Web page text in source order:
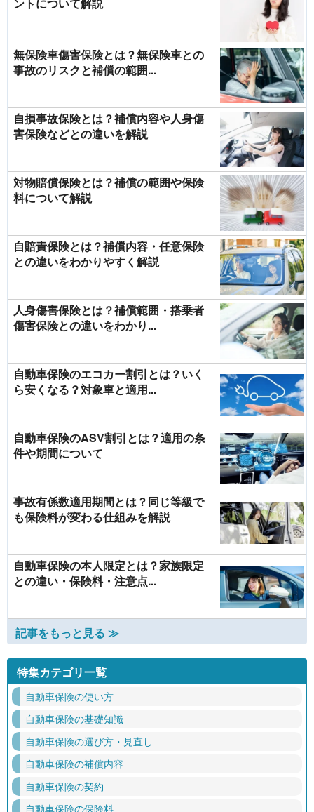
無保険車傷害保険とは？無保険車との
事故のリスクと補償の範囲...
自損事故保険とは？補償内容や人身傷
害保険などとの違いを解説
対物賠償保険とは？補償の範囲や保険
料について解説
自賠責保険とは？補償内容・任意保険
との違いをわかりやすく解説
人身傷害保険とは？補償範囲・搭乗者
傷害保険との違いをわかり...
自動車保険のエコカー割引とは？いく
ら安くなる？対象車と適用...
自動車保険のASV割引とは？適用の条
件や期間について
事故有係数適用期間とは？同じ等級で
も保険料が変わる仕組みを解説
自動車保険の本人限定とは？家族限定
との違い・保険料・注意点...
記事をもっと見る ≫
特集カテゴリ一覧
自動車保険の使い方
自動車保険の基礎知識
自動車保険の選び方・見直し
自動車保険の補償内容
自動車保険の契約
自動車保険の保険料